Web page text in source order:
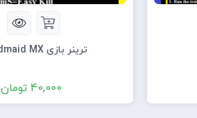
ترینر بازی Schildmaid MX
40,000 تومان